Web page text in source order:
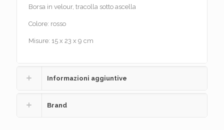
Borsa in velour, tracolla sotto ascella
Colore: rosso
Misure: 15 x 23 x 9 cm
Informazioni aggiuntive
Brand